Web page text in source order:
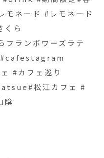
ネード #レモネード
くら
ランボワーズラテ
#カフェ巡り
松江カフェ #
陰